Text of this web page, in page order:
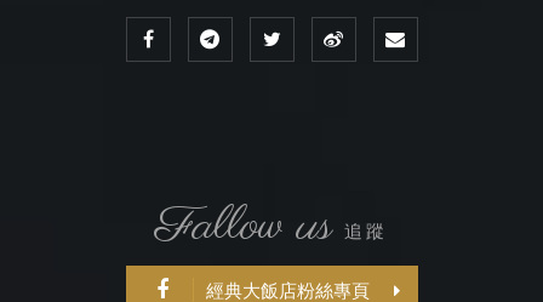
Fallow us 追蹤
經典大飯店粉絲專頁